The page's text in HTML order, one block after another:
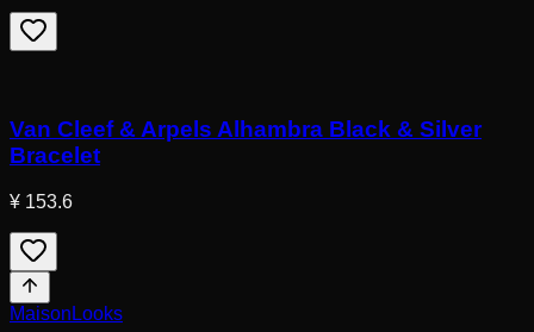
Van Cleef & Arpels Alhambra Black & Silver
Bracelet
¥ 153.6
MaisonLooks